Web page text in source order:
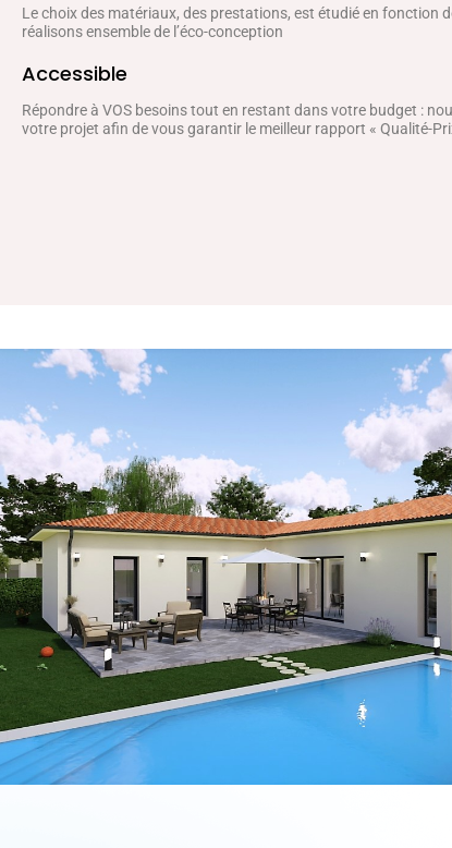
Le choix des matériaux, des prestations, est étudié en fonction
réalisons ensemble de l’éco-conception
Accessible
Répondre à VOS besoins tout en restant dans votre budget :
votre projet afin de vous garantir le meilleur rapport « Qualité-